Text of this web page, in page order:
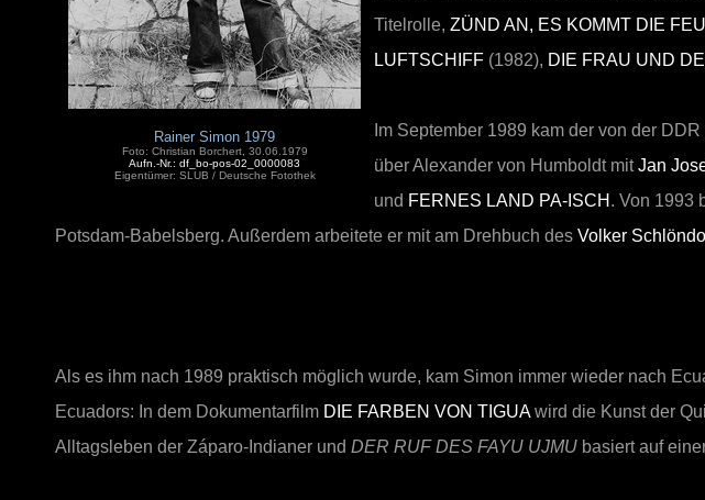
Rainer Simon 1979
Foto: Christian Borchert, 30.06.1979
Aufn.-Nr.: df_bo-pos-02_0000083
Eigentümer: SLUB / Deutsche Fotothek
Titelrolle, ZÜND AN, ES KOMMT DIE
LUFTSCHIFF (1982), DIE FRAU UND
Im September 1989 kam der von der
über Alexander von Humboldt mitJan
und FERNES LAND PA-ISCH . Von 1993
Potsdam-Babelsberg. Außerdem arbeitete er mit am Drehbuch des Volker
Als es ihm nach 1989 praktisch möglich wurde, kam Simon immer wieder nach
Ecuadors: In dem Dokumentarfilm DIE FARBEN VON TIGUAwird die Kunst der
Alltagsleben der Záparo-Indianer und DER RUF DES FAYU UJMU basiert auf